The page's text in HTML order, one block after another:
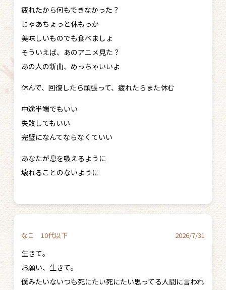
疲れたから何もできなかった？
じゃあちょっと休もっか
美味しいものでも食べましょ
そういえば、あのアニメ見た？
あの人の新曲、めっちゃいいよ
休んで、回復したら頑張って、疲れたらまた休む
中途半端でもいい
失敗してもいい
完璧になんてならなくていい
あなたが息を吸えるように
壊れることのないように
なこ 10代以下 2026/7/31
生きて。
お願い、生きて。
僕みたいないつも死にたい死にたい思ってる人間に言われ